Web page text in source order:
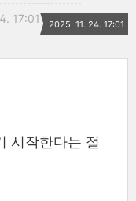
17:01 2025. 11. 24. 17:01
시작한다는 절